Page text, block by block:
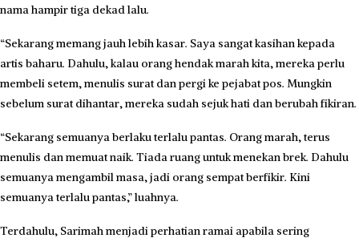
nama hampir tiga dekad lalu.
“Sekarang memang jauh lebih kasar. Saya sangat kasihan kepada
artis baharu. Dahulu, kalau orang hendak marah kita, mereka perlu
membeli setem, menulis surat dan pergi ke pejabat pos. Mungkin
sebelum surat dihantar, mereka sudah sejuk hati dan berubah fikiran.
“Sekarang semuanya berlaku terlalu pantas. Orang marah, terus
menulis dan memuat naik. Tiada ruang untuk menekan brek. Dahulu
semuanya mengambil masa, jadi orang sempat berfikir. Kini
semuanya terlalu pantas,” luahnya.
Terdahulu, Sarimah menjadi perhatian ramai apabila sering